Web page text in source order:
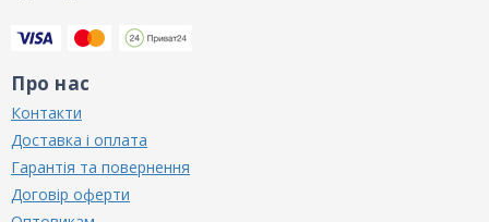
Про нас
Контакти
Доставка і оплата
Гарантія та повернення
Договір оферти